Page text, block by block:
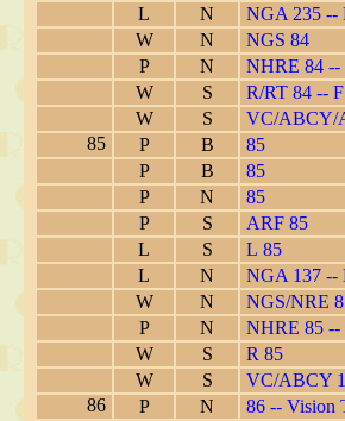
L
N
NGA 235 --
W
N
NGS 84
P
N
NHRE 84
W
S
R/RT 84 --
W
S
VC/ABCY/
85
P B
85
P
B
85
P
N
85
P
S
ARF 85
L
S
L 85
L
N
NGA 137 --
W
N
NGS/NRE
P
N
NHRE 85
W
S
R 85
W
S
VC/ABCY
86
P N
86 -- Vision